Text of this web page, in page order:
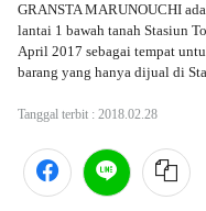
GRANSTA MARUNOUCHI
lantai 1 bawah tanah Stasiun
April 2017 sebagai tempat
barang yang hanya dijual di
Tanggal terbit : 2018.02.28